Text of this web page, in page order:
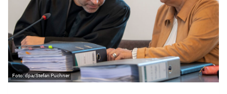
dpa/Stefan Puchner